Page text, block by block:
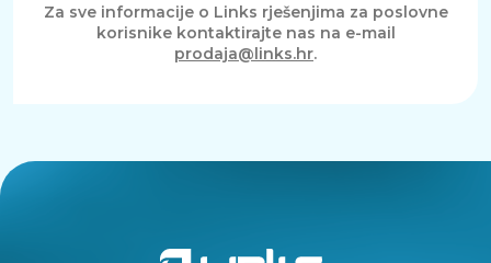
Za sve informacije o Links rješenjima za poslovne
korisnike kontaktirajte nas na e-mail
prodaja@links.hr.